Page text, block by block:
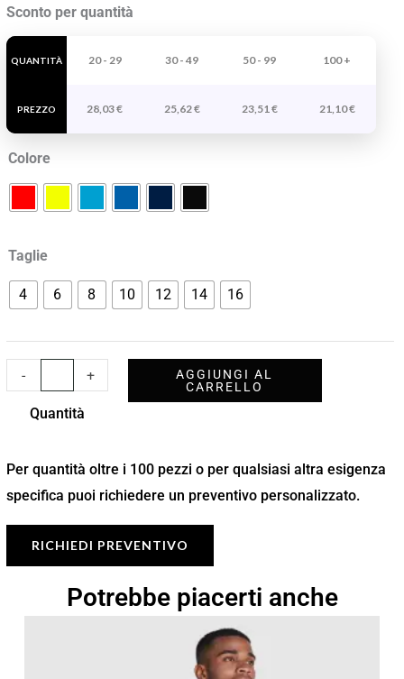
Sconto per quantità
QUANTITÀ
PREZZO
20 - 29 30 - 49 50 - 99 100 +
28,03€ 25,62€ 23,51 € 21,10€
Colore
Taglie
4 6 8 10 12 14 16
-
Giubbotto
Softshell
Bambino
quantità
+
AGGIUNGI AL
CARRELLO
Quantità
Per quantità oltre i 100 pezzi o per qualsiasi altra esigenza
specifica puoi richiedere un preventivo personalizzato.
RICHIEDI PREVENTIVO
Potrebbe piacerti anche
di
prezzo: